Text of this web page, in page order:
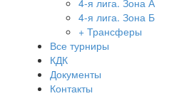
4-я лига. Зона А
4-я лига. Зона Б
+ Трансферы
Все турниры
КДК
Документы
Контакты